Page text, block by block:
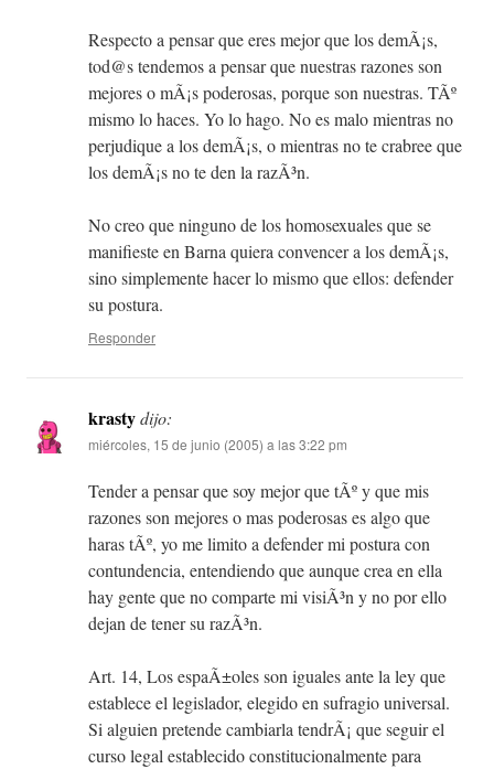
Respecto a pensar que eres mejor que los demÃ¡s,
tod@s tendemos a pensar que nuestras razones son
mejores o mÃ¡s poderosas, porque son nuestras. TÃº
mismo lo haces. Yo lo hago. No es malo mientras no
perjudique a los demÃ¡s, o mientras no te crabree que
los demÃ¡s no te den la razÃ³n.
No creo que ninguno de los homosexuales que se
manifieste en Barna quiera convencer a los demÃ¡s,
sino simplemente hacer lo mismo que ellos: defender
su postura.
Responder
krastydijo:
miércoles, 15 de junio (2005) a las 3:22 pm
Tender a pensar que soy mejor que tÃº y que mis
razones son mejores o mas poderosas es algo que
haras tÃº, yo me limito a defender mi postura con
contundencia, entendiendo que aunque crea en ella
hay gente que no comparte mi visiÃ³n y no por ello
dejan de tener su razÃ³n.
Art. 14, Los espaÃ±oles son iguales ante la ley que
establece el legislador, elegido en sufragio universal.
Si alguien pretende cambiarla tendrÃ¡ que seguir el
curso legal establecido constitucionalmente para